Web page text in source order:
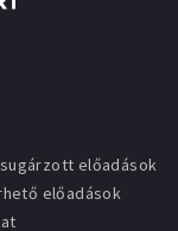
előadások
előadások